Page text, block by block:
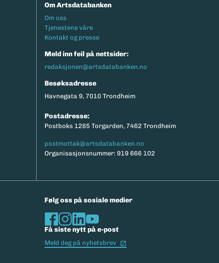
Om Artsdatabanken
Footermeny
Om oss
Tjenestene våre
Kontakt og presse
Meld inn feil på nettsider:
redaksjonen@artsdatabanken.no
Besøksadresse
Havnegata 9, 7010 Trondheim
Postadresse:
Postboks 1285 Torgarden, 7462 Trondheim
postmottak@artsdatabanken.no
Organisasjonsnummer: 919 666 102
Følg oss på sosiale medier
Få siste nytt på e-post
Meld deg på nyhetsbrev